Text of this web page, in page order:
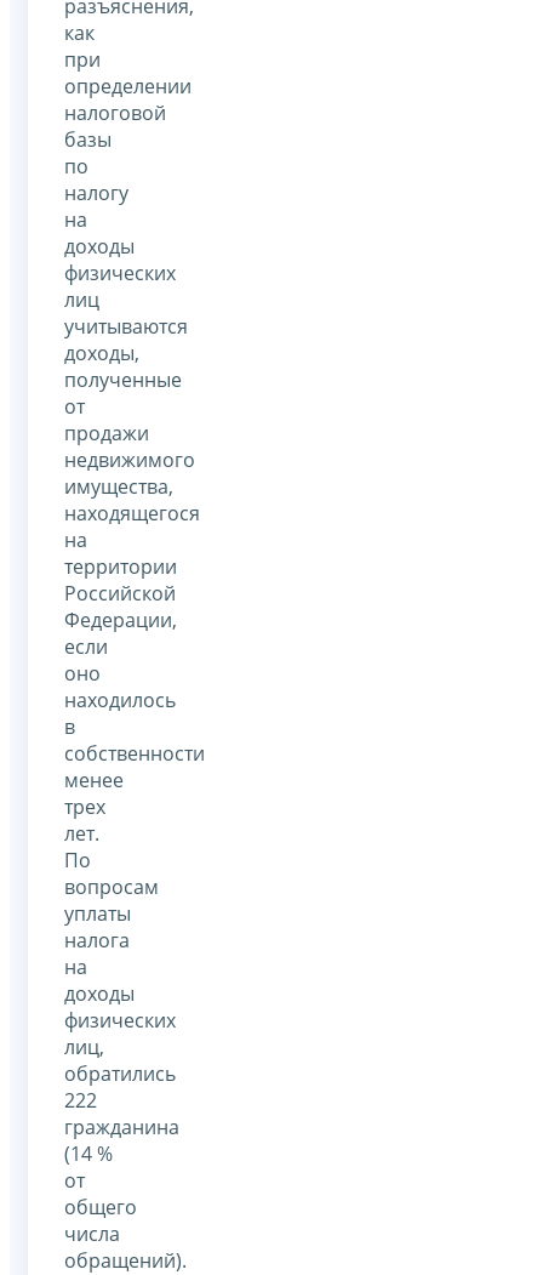
разъяснения,
как
при
определении
налоговой
базы
по
налогу
на
доходы
физических
лиц
учитываются
доходы,
полученные
от
продажи
недвижимого
имущества,
находящегося
на
территории
Российской
Федерации,
если
оно
находилось
в
собственности
менее
трех
лет.
По
вопросам
уплаты
налога
на
доходы
физических
лиц,
обратились
222
гражданина
(14 %
от
общего
числа
обращений).